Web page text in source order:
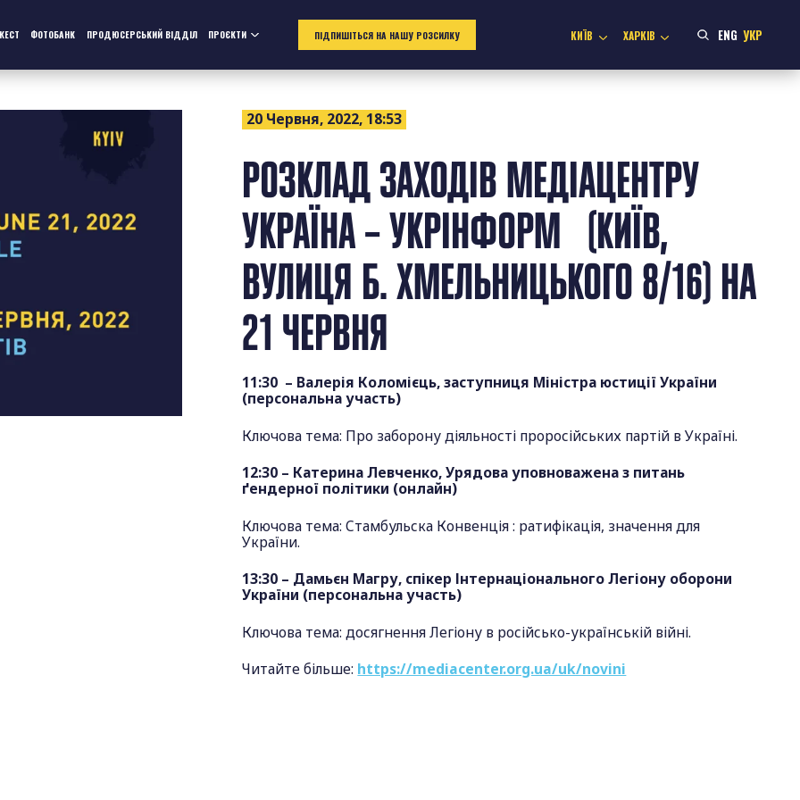
ФОТОБАНК ПРОДЮСЕРСЬКИЙ ВІДДІЛ ПРОЄКТИ ПІДПИШІТЬСЯ НА НАШУ РОЗСИЛКУ КИЇВ ХАРКІВ ENG УКР
20 Червня, 2022, 18:53
РОЗКЛАД ЗАХОДІВ МЕДІАЦЕНТРУ
УКРАЇНА – УКРІНФОРМ (КИЇВ,
ВУЛИЦЯ Б. ХМЕЛЬНИЦЬКОГО 8/16) НА
21 ЧЕРВНЯ
11:30 – Валерія Коломієць, заступниця Міністра юстиції України
(персональна участь)
Ключова тема: Про заборону діяльності проросійських партій в Україні.
12:30 – Катерина Левченко, Урядова уповноважена з питань
ґендерної політики (онлайн)
Ключова тема: Стамбульска Конвенція : ратифікація, значення для
України.
13:30 – Дамьєн Магру, спікер Інтернаціонального Легіону оборони
України (персональна участь)
Ключова тема: досягнення Легіону в російсько-українській війні.
Читайте більше: https://mediacenter.org.ua/uk/novini